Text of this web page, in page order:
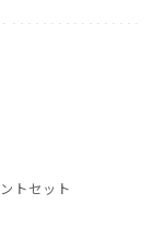
トセット